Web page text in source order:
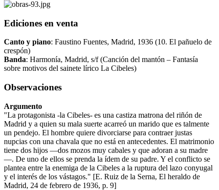
Ediciones en venta
Canto y piano: Faustino Fuentes, Madrid, 1936 (10. El pañuelo de
crespón)
Banda: Harmonía, Madrid, s/f (Canción del mantón – Fantasía
sobre motivos del sainete lírico La Cibeles)
Observaciones
Argumento
"La protagonista -la Cibeles- es una castiza matrona del riñón de
Madrid y a quien su mala suerte acarreó un marido que es talmente
un pendejo. El hombre quiere divorciarse para contraer justas
nupcias con una chavala que no está en antecedentes. El matrimonio
tiene dos hijos —dos mozos muy cabales y que adoran a su madre
—. De uno de ellos se prenda la ídem de su padre. Y el conflicto se
plantea entre la enemiga de la Cibeles a la ruptura del lazo conyugal
y el interés de los vástagos." [E. Ruiz de la Serna, El heraldo de
Madrid, 24 de febrero de 1936, p. 9]